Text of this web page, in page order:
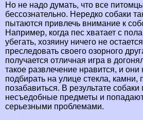
Но не надо думать, что все
бессознательно. Нередко собаки
пытаются привлечь внимание к
Например, когда пес хватает с
убегать, хозяину ничего не
преследовать своего озорного
получается отличная игра в
такое развлечение нравится, и
подбирать на улице стекла, камни,
позабавиться. В результате
несъедобные предметы и попадают
серьезными проблемами.